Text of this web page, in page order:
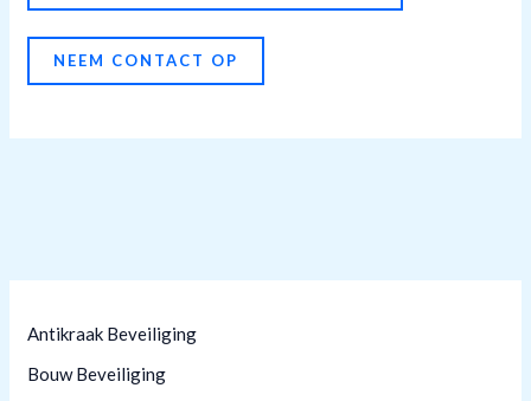
NEEM CONTACT OP
Antikraak Beveiliging
Bouw Beveiliging